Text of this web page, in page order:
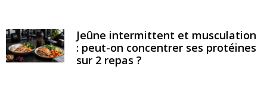
Jeûne intermittent et musculation
: peut-on concentrer ses protéines
sur 2 repas ?